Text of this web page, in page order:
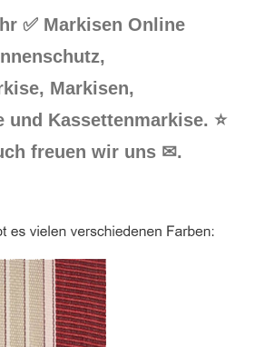
✅ Markisen Online
Markisen,
und Kassettenmarkise. ⭐
freuen wir uns ✉.